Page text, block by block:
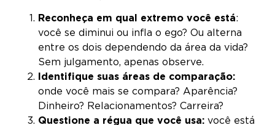
Reconheça em qual extremo você está:
você se diminui ou infla o ego? Ou alterna
entre os dois dependendo da área da vida?
Sem julgamento, apenas observe.
Identifique suas áreas de comparação:
onde você mais se compara? Aparência?
Dinheiro? Relacionamentos? Carreira?
Questione a régua que você usa: você está